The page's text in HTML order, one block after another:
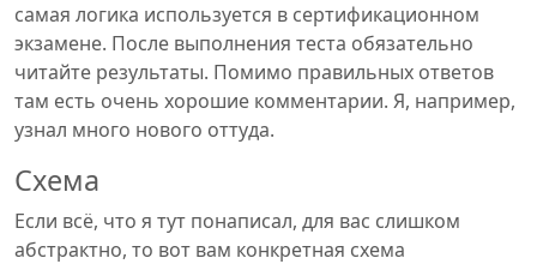
самая логика используется в сертификационном
экзамене. После выполнения теста обязательно
читайте результаты. Помимо правильных ответов
там есть очень хорошие комментарии. Я, например,
узнал много нового оттуда.
Схема
Если всё, что я тут понаписал, для вас слишком
абстрактно, то вот вам конкретная схема